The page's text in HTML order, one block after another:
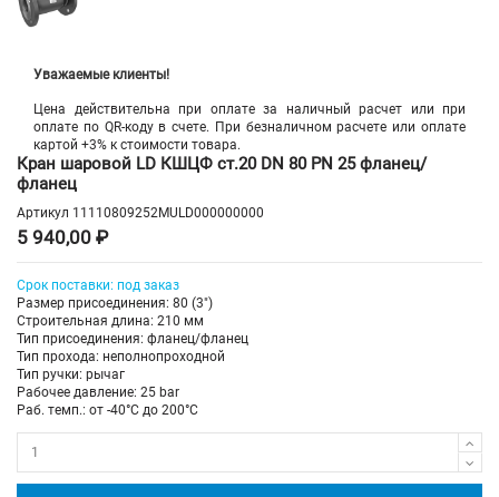
Уважаемые клиенты!
Цена действительна при оплате за наличный расчет или при
оплате по QR-коду в счете. При безналичном расчете или оплате
картой +3% к стоимости товара.
Кран шаровой LD КШЦФ ст.20 DN 80 PN 25 фланец/
фланец
Артикул 11110809252MULD000000000
5 940,00 ₽
Срок поставки: под заказ
Размер присоединения: 80 (3")
Строительная длина: 210 мм
Тип присоединения: фланец/фланец
Тип прохода: неполнопроходной
Тип ручки: рычаг
Рабочее давление: 25 bar
Раб. темп.: от -40°C до 200°C